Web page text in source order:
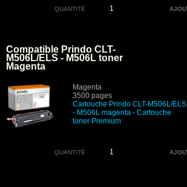
QUANTITÉ
Compatible Prindo CLT-
M506L/ELS - M506L toner
Magenta
Magenta
3500 pages
Cartouche Prindo CLT-M506L/ELS
- M506L magenta - Cartouche
toner Premium
QUANTITÉ